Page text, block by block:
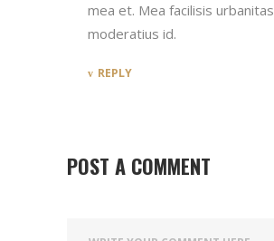
mea et. Mea facilisis urbanitas
moderatius id.
REPLY
POST A COMMENT